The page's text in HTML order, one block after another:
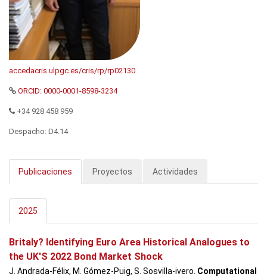
accedacris.ulpgc.es/cris/rp/rp02130
ORCID: 0000-0001-8598-3234
+34 928 458 959
Despacho: D4.14
Publicaciones Proyectos Actividades
2025
Britaly? Identifying Euro Area Historical Analogues to
the UK'S 2022 Bond Market Shock
J. Andrada-Félix, M. Gómez-Puig, S. Sosvilla-ivero. Computational